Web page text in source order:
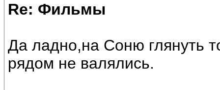
Re: Фильмы
Да ладно,на Соню глянуть
рядом не валялись.